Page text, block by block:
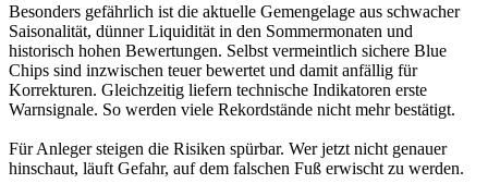
Besonders gefährlich ist die aktuelle Gemengelage aus schwacher
Saisonalität, dünner Liquidität in den Sommermonaten und
historisch hohen Bewertungen. Selbst vermeintlich sichere Blue
Chips sind inzwischen teuer bewertet und damit anfällig für
Korrekturen. Gleichzeitig liefern technische Indikatoren erste
Warnsignale. So werden viele Rekordstände nicht mehr bestätigt.
Für Anleger steigen die Risiken spürbar. Wer jetzt nicht genauer
hinschaut, läuft Gefahr, auf dem falschen Fuß erwischt zu werden.